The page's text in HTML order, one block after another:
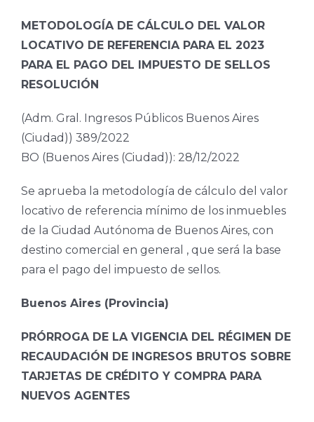
METODOLOGÍA DE CÁLCULO DEL VALOR
LOCATIVO DE REFERENCIA PARA EL 2023
PARA EL PAGO DEL IMPUESTO DE SELLOS
RESOLUCIÓN
(Adm. Gral. Ingresos Públicos Buenos Aires
(Ciudad)) 389/2022
BO (Buenos Aires (Ciudad)): 28/12/2022
Se aprueba la metodología de cálculo del valor
locativo de referencia mínimo de los inmuebles
de la Ciudad Autónoma de Buenos Aires, con
destino comercial en general , que será la base
para el pago del impuesto de sellos.
Buenos Aires (Provincia)
PRÓRROGA DE LA VIGENCIA DEL RÉGIMEN DE
RECAUDACIÓN DE INGRESOS BRUTOS SOBRE
TARJETAS DE CRÉDITO Y COMPRA PARA
NUEVOS AGENTES